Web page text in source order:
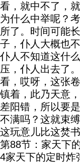
看，就中不了，
为什么中举呢？
所了。时间可能
子，仆人大概也
仆人不知道这什
压，仆人出去了
看，哎呀，这张
镇着，此乃天意
差阳错，所以要
不满吗？这就束
这玩意儿比这焚
第88节：家天下
4家天下的定时炸